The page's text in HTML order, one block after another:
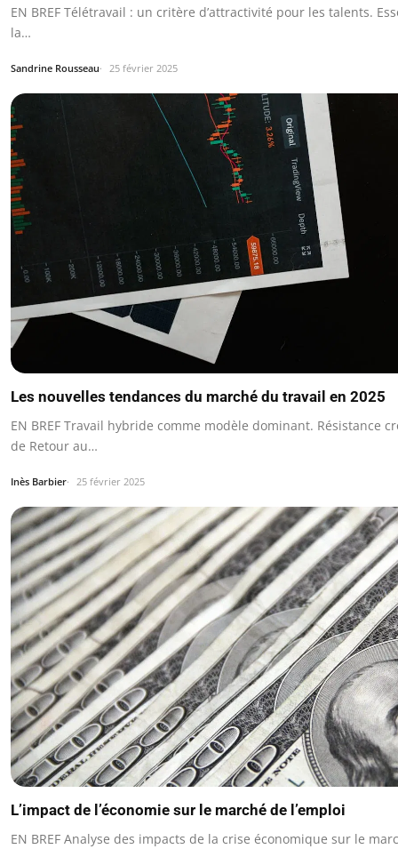
EN BREF Télétravail : un critère d’attractivité pour les talents.
la…
Sandrine Rousseau 25 février 2025
Les nouvelles tendances du marché du travail en 2025
EN BREF Travail hybride comme modèle dominant. Résistance
de Retour au…
Inès Barbier 25 février 2025
L’impact de l’économie sur le marché de l’emploi
EN BREF Analyse des impacts de la crise économique sur le